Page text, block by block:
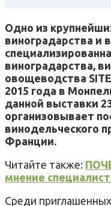
Одно из
виноградарства и
виноградарства,
овощеводства
2015 года в
данной выставки
организовывает
винодельческого
Франции.
Читайте также:
мнение
Среди